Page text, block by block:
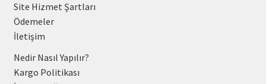
Site Hizmet Şartları
Ödemeler
İletişim
Nedir Nasıl Yapılır?
Kargo Politikası